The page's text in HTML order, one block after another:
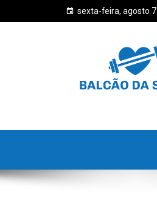
sexta-feira, agosto 7